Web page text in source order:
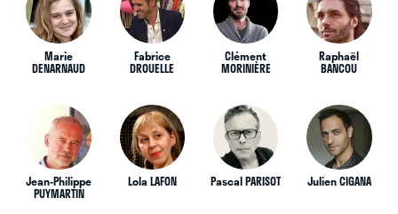
Marie
DENARNAUD
Fabrice
DROUELLE
Clément
MORINIÈRE
Raphaël
BANCOU
Jean-Philippe
PUYMARTIN
Lola LAFON Pascal PARISOT Julien CIGANA